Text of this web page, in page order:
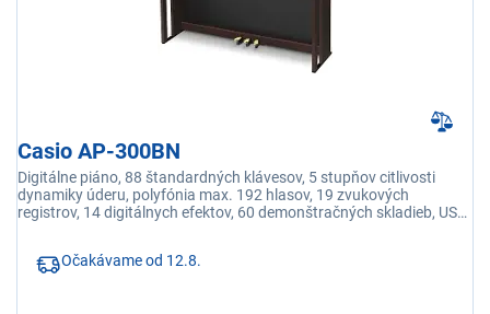
Casio AP-300BN
Digitálne piáno, 88 štandardných klávesov, 5 stupňov citlivosti
dynamiky úderu, polyfónia max. 192 hlasov, 19 zvukových
registrov, 14 digitálnych efektov, 60 demonštračných skladieb, USB
Očakávame od 12.8.